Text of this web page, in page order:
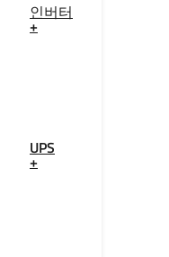
인버터
+
UPS
+